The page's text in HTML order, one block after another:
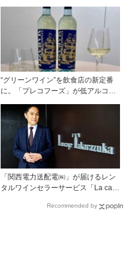
“グリーンワイン”を飲食店の新定番
に。「プレコフーズ」が低アルコー
「関西電力送配電㈱」が届けるレン
タルワインセラーサービス「La cave
ェフソムリエの塚元 晃氏が初訪問！
Recommended by